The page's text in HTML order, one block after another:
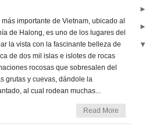
importante de Vietnam, ubicado al
de Halong, es uno de los lugares del
la vista con la fascinante belleza de
de dos mil islas e islotes de rocas
rocosas que sobresalen del
grutas y cuevas, dándole la
al cual rodean muchas...
Read More
►
►
▼